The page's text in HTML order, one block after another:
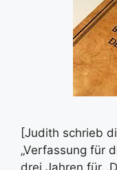
[Judith schrieb
„Verfassung für
drei Jahren für